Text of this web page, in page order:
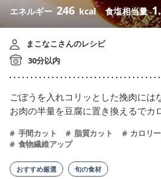
エネルギー 246 kcal 食塩相当量
まこなこさんのレシピ
30分以内
ごぼうを入れコリッとした挽肉には
お肉の半量を豆腐に置き換えるでカ
手間カット 脂質カット
カロリ
食物繊維アップ
おすすめ厳選 旬の食材